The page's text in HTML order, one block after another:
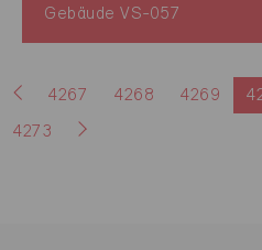
Gebäude VS-057
4267 4268 4269
4273